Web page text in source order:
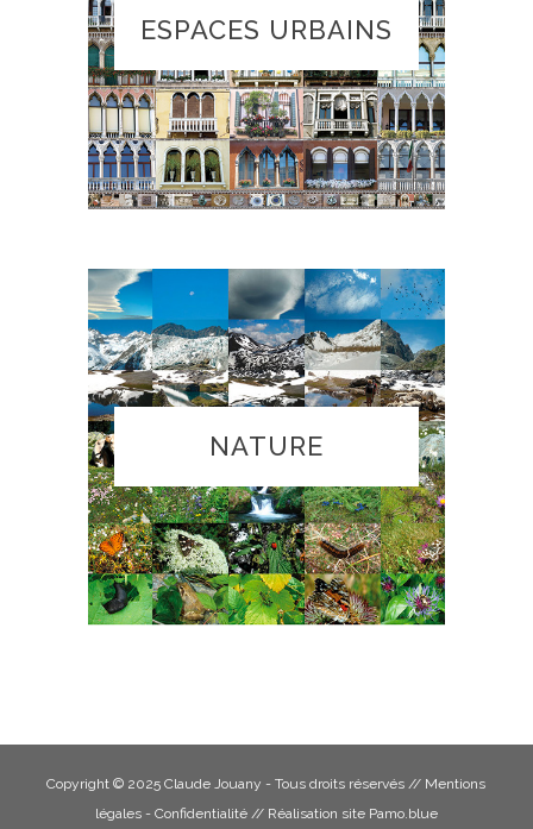
ESPACES URBAINS
NATURE
Copyright © 2025 Claude Jouany - Tous droits réservés // Mentions
légales - Confidentialité// Réalisation site Pamo.blue